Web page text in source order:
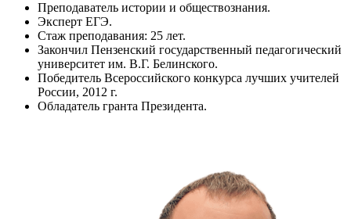
Преподаватель истории и обществознания.
Эксперт ЕГЭ.
Стаж преподавания: 25 лет.
Закончил Пензенский государственный педагогический
университет им. В.Г. Белинского.
Победитель Всероссийского конкурса лучших учителей
России, 2012 г.
Обладатель гранта Президента.